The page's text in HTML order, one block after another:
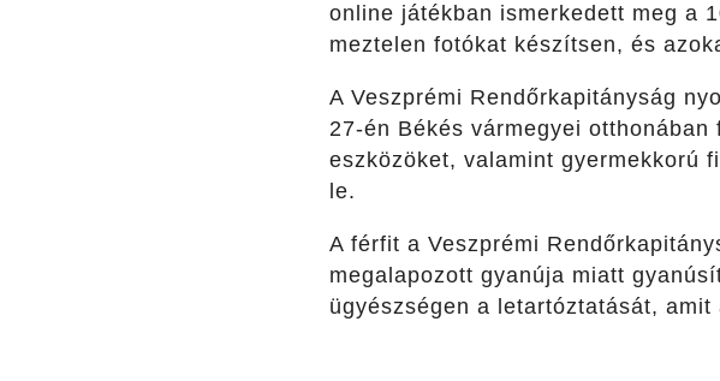
online játékban ismerkedett meg a
meztelen fotókat készítsen, és
A Veszprémi Rendőrkapitányság
27-én Békés vármegyei
eszközöket, valamint gyermekkorú
le.
A férfit a Veszprémi
megalapozott gyanúja miatt
ügyészségen a letartóztatását,